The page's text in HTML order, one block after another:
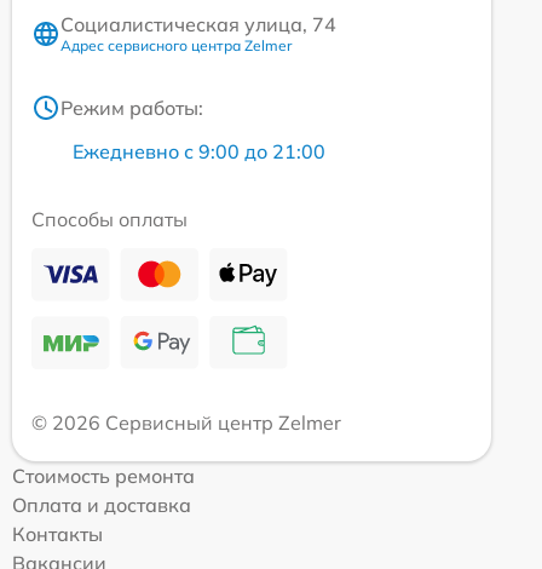
Социалистическая улица, 74
Адрес сервисного центра Zelmer
Режим работы:
Ежедневно с 9:00 до 21:00
Способы оплаты
© 2026 Сервисный центр Zelmer
Стоимость ремонта
Оплата и доставка
Контакты
Вакансии